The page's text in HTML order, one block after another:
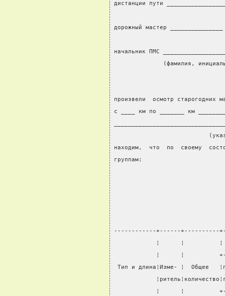
дистанции пути
дорожный мастер
начальник ПМС
(фамилия,
произвели  осмотр старогодних
с ____ км по _______ км
находим,  что  по  своему
группам:
------------+------+----------
¦      ¦
¦      ¦
Тип и длина¦Изме- ¦  Общее
¦      ¦